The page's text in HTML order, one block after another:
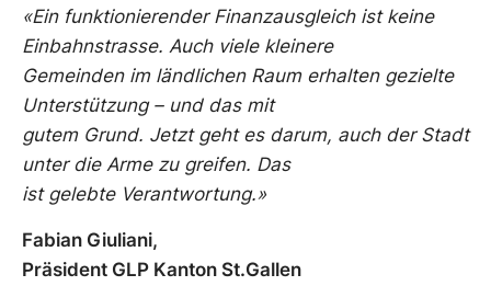
«Ein funktionierender Finanzausgleich ist keine
Einbahnstrasse. Auch viele kleinere
Gemeinden im ländlichen Raum erhalten gezielte
Unterstützung – und das mit
gutem Grund. Jetzt geht es darum, auch der Stadt
unter die Arme zu greifen. Das
ist gelebte Verantwortung.»
Fabian Giuliani,
Präsident GLP Kanton St.Gallen